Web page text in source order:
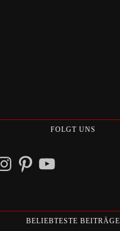
FOLGT UNS
PinterestYouTube
BELIEBTESTE BEITRÄGE